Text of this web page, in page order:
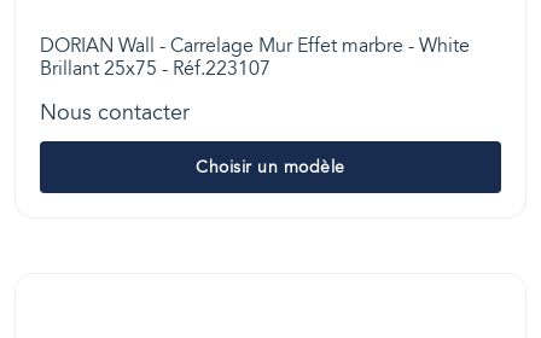
DORIAN Wall - Carrelage Mur Effet marbre - White
Brillant 25x75 - Réf.223107
Nous contacter
Choisir un modèle